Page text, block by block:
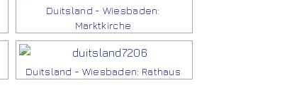
Duitsland - Wiesbaden:
Marktkirche
Duitsland - Wiesbaden: Rathaus